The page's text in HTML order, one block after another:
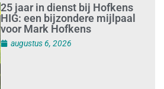
25 jaar in dienst bij Hofkens
HIG: een bijzondere mijlpaal
voor Mark Hofkens
augustus 6, 2026